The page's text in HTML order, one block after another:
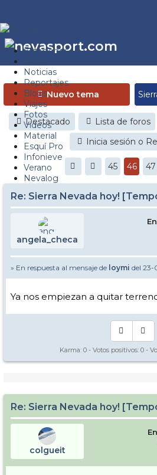
Estaciones
Noticias
Reportajes
Blogs
Viajes
Fotos
Videos
Material
Esquí Pro
Infonieve
Verano
Nevalog
Nuevo tema
Destacado Lista de foros
Inicia sesión o
45 46 47
Re: Sierra Nevada hoy!
angela_checa
» En respuesta al mensaje de loymi del
Ya nos empiezan a quitar
Karma: 0 - Votos positivos: 0 -
Re: Sierra Nevada hoy!
colgueit